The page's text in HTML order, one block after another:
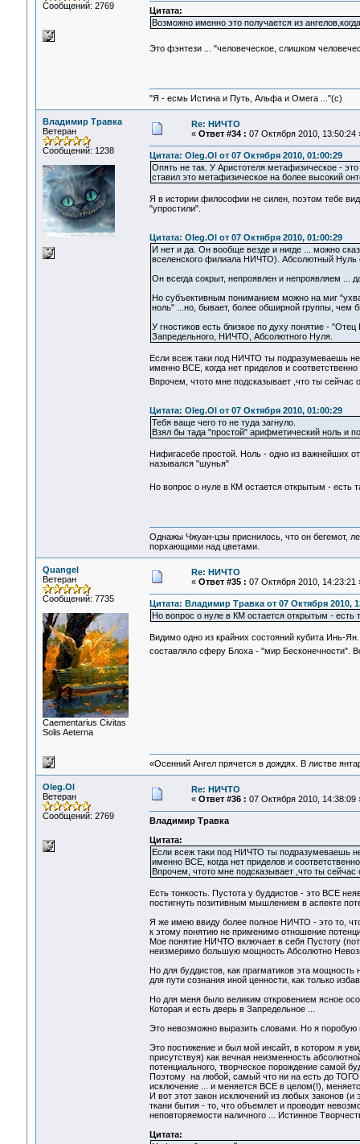
Сообщений: 2769
Цитата:
Возможно именно это получается из
Это фэнтези ... "человеческое, слишком
"Я - есмь Истина и Путь, Альфа и Омега ..."(с)
Владимир Травка
Ветеран
Сообщений: 1238
Re: НИЧТО
« Ответ #34 : 07 Октября 2010, 13:50:24
Цитата: Oleg.Ol от 07 Октября 2010, 01:00:29
Опять не так. У Аристотеля метафизическое -
ставил это метафизическое на более высокий
Я в истории философии не силен, поэтом тебе
"упростили".
Цитата: Oleg.Ol от 07 Октября 2010, 01:00:29
И нет и да. Он вообще везде и нигде ... можно
вселенского филиала НИЧТО). Абсолютный Нуль
Он всегда сокрыт, непроявлен и непроявляем
Но субъективным пониманием можно на миг
ноль" ...но, бывает, более обширной группы, чем
У гностиков есть близкое по духу понятие -
Запредельного, НИЧТО, Абсолютного Нуля.
Если всеж таки под НИЧТО ты подразумеваешь
именно ВСЕ, когда нет приделов и
Впрочем, чтото мне подсказывает ,что ты
Цитата: Oleg.Ol от 07 Октября 2010, 01:00:29
Тебя ваще чего то не туда загнуло.
Взял бы тада "простой" арифметический ноль и
Нифигасебе простой. Ноль - одно из важнейших
назывался "шунья"
Но вопрос о нуле в КМ остается открытым - есть
Однажы Чжуан-цзы приснилось, что он бегемот,
порхающими над цветами.
Quangel
Ветеран
Сообщений: 7735
Сaementarius Civitas
Solis Aeterna
Re: НИЧТО
« Ответ #35 : 07 Октября 2010, 14:23:21
Цитата: Владимир Травка от 07 Октября 2010,
Но вопрос о нуле в КМ остается открытым - есть
Видимо одно из крайних состояний кубита Инь-
составляло сферу Блоха - "мир Бесконечности".
«Осенний Ангел прячется в дождях. В листве
Oleg.Ol
Ветеран
Сообщений: 2769
Re: НИЧТО
« Ответ #36 : 07 Октября 2010, 14:38:09
Владимир Травка
Цитата:
Если всеж таки под НИЧТО ты подразумеваешь
именно ВСЕ, когда нет приделов и
Впрочем, чтото мне подсказывает ,что ты
Есть тонкость. Пустота у буддистов - это ВСЕ
постигнуть позитивным мышлением в аспекте
Я же имею ввиду более полное НИЧТО - это то,
к этому понятию не применимо отношение
Мое понятие НИЧТО включает в себя Пустоту
неизмеримо большую мощность Абсолютно
Но для буддистов, как прагматиков эта
для пути сознания иной ценности, как только
Но для меня было великим откровением ясное
Которая и есть дверь в Запредельное ...
Это невозможно выразить словами. Но я поробую
Это постижение и был мой инсайт, в котором я
присутствуя) как вечная неизменность
потенциального, творческое порождение самой
Поэтому на любой, самый что ни на есть до ТОГО
исключение ... и меняется ВСЕ в целом(!),
И вот этот закон исключений из любых законов
ткани бытия - то, что объемлет и проводит
неповторяемости наличного ... Истинное
Цитата: